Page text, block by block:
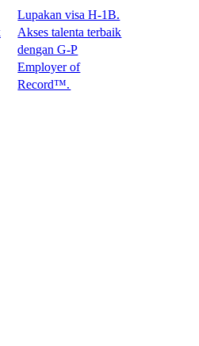
Lupakan visa H-1B.
talenta terbaik
dengan G-P
of
Record™.​​